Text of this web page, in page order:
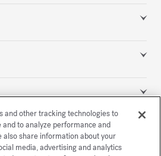
i diritti riservati
and other tracking technologies to
to analyze performance and
also share information about your
media, advertising and analytics